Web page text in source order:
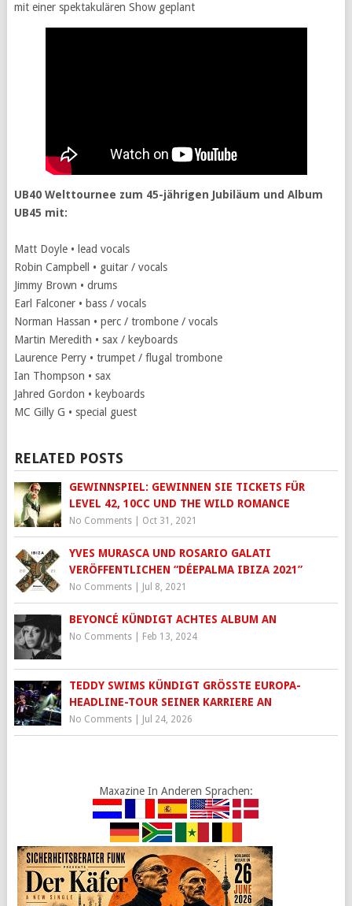
mit einer spektakulären Show geplant
UB40 Welttournee zum 45-jährigen Jubiläum und Album
UB45 mit:
Matt Doyle • lead vocals
Robin Campbell • guitar / vocals
Jimmy Brown • drums
Earl Falconer • bass / vocals
Norman Hassan • perc / trombone / vocals
Martin Meredith • sax / keyboards
Laurence Perry • trumpet / flugal trombone
Ian Thompson • sax
Jahred Gordon • keyboards
MC Gilly G • special guest
RELATED POSTS
GEWINNSPIEL: GEWINNEN SIE TICKETS FÜR
LEVEL 42, 10CC UND THE WILD ROMANCE
No Comments| Oct 31, 2021
YVES MURASCA UND ROSARIO GALATI
VERÖFFENTLICHEN “DÉEPALMA IBIZA 2021”
No Comments| Jul 8, 2021
BEYONCÉ KÜNDIGT ACHTES ALBUM AN
No Comments| Feb 13, 2024
TEDDY SWIMS KÜNDIGT GRÖSSTE EUROPA-H
EADLINE-TOUR SEINER KARRIERE AN
No Comments| Jul 24, 2026
Maxazine In Anderen Sprachen: